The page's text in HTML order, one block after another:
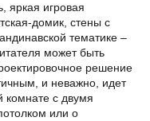
яркая игровая
домик, стены с
тематике –
может быть
решение
и неважно, идет
комнате с двумя
или о